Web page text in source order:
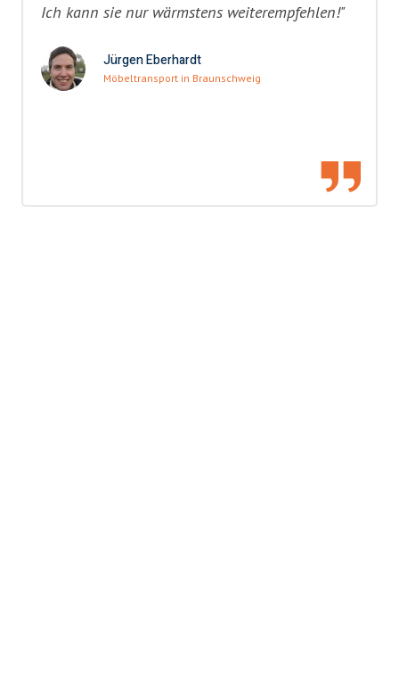
Ich kann sie nur wärmstens weiterempfehlen!"
Jürgen Eberhardt
Möbeltransport in Braunschweig